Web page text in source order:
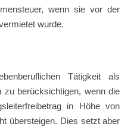
wenn sie vor der
wurde.
Tätigkeit als
berücksichtigen, wenn die
in Höhe von
übersteigen. Dies setzt aber